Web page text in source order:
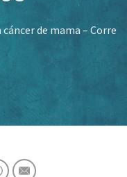
de mama – Corre